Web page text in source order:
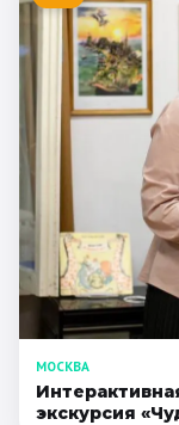
МОСКВА
экскурсия